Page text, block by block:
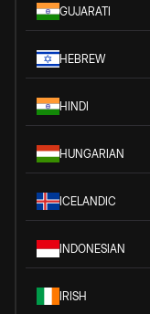
GUJARATI
HEBREW
HINDI
HUNGARIAN
ICELANDIC
INDONESIAN
IRISH